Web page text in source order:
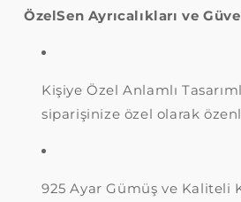
ÖzelSen Ayrıcalıkları ve
Kişiye Özel Anlamlı
siparişinize özel olarak
925 Ayar Gümüş ve Kaliteli